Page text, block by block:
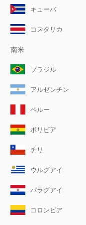
キューバ
コスタリカ
南米
ブラジル
アルゼンチン
ペルー
ボリビア
チリ
ウルグアイ
パラグアイ
コロンビア